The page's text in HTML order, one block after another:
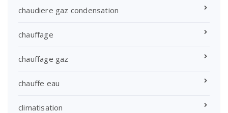
chaudiere gaz condensation
chauffage
chauffage gaz
chauffe eau
climatisation